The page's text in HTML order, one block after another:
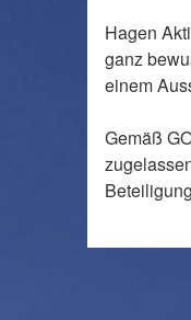
Hagen
ganz
einem
Gemäß